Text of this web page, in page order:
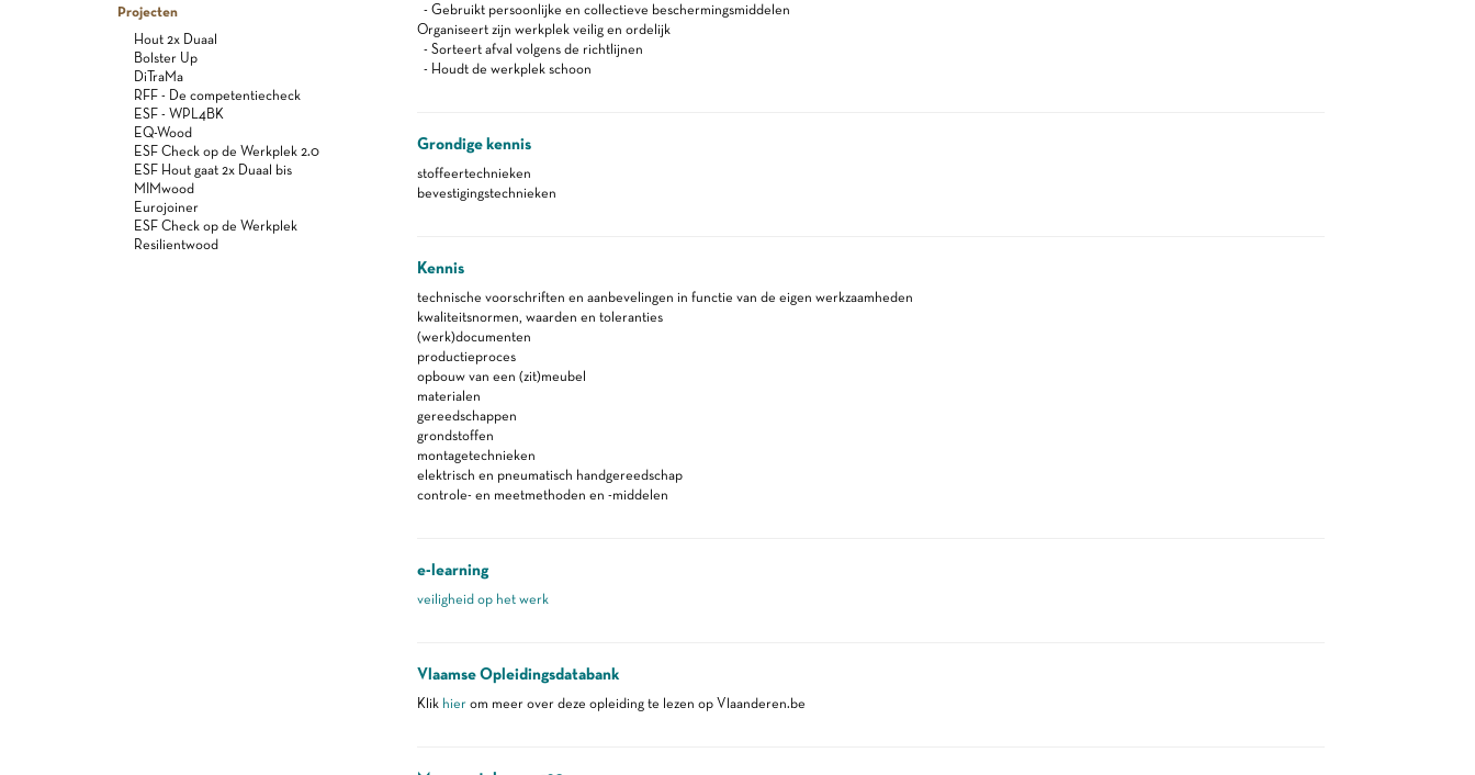
Projecten
Hout 2x Duaal
Bolster Up
DiTraMa
RFF - De competentiecheck
ESF - WPL4BK
EQ-Wood
ESF Check op de Werkplek 2.0
ESF Hout gaat 2x Duaal bis
MIMwood
Eurojoiner
ESF Check op de Werkplek
Resilientwood
- Gebruikt persoonlijke en collectieve beschermingsmiddelen
Organiseert zijn werkplek veilig en ordelijk
- Sorteert afval volgens de richtlijnen
- Houdt de werkplek schoon
Grondige kennis
stoffeertechnieken
bevestigingstechnieken
Kennis
technische voorschriften en aanbevelingen in functie van de eigen werkzaamheden
kwaliteitsnormen, waarden en toleranties
(werk)documenten
productieproces
opbouw van een (zit)meubel
materialen
gereedschappen
grondstoffen
montagetechnieken
elektrisch en pneumatisch handgereedschap
controle- en meetmethoden en -middelen
e-learning
veiligheid op het werk
Vlaamse Opleidingsdatabank
Klik hierom meer over deze opleiding te lezen op Vlaanderen.be